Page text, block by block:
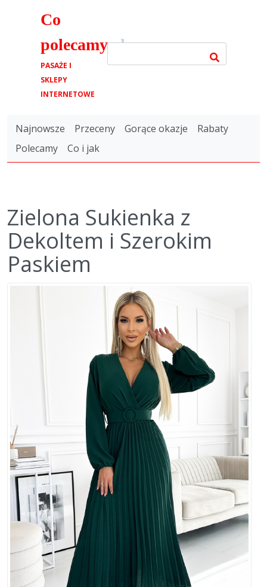
Co
polecamy.pl
PASAŻE I
SKLEPY
INTERNETOWE
Najnowsze Przeceny Gorące okazje
Rabaty
Polecamy
Co i jak
Zielona Sukienka z
Dekoltem i Szerokim
Paskiem